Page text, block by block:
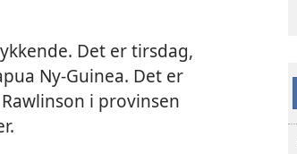
Det er tirsdag,
Ny-Guinea. Det er
i provinsen